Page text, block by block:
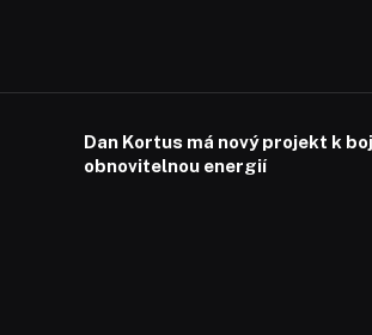
Dan Kortus má nový projekt k
obnovitelnou energií